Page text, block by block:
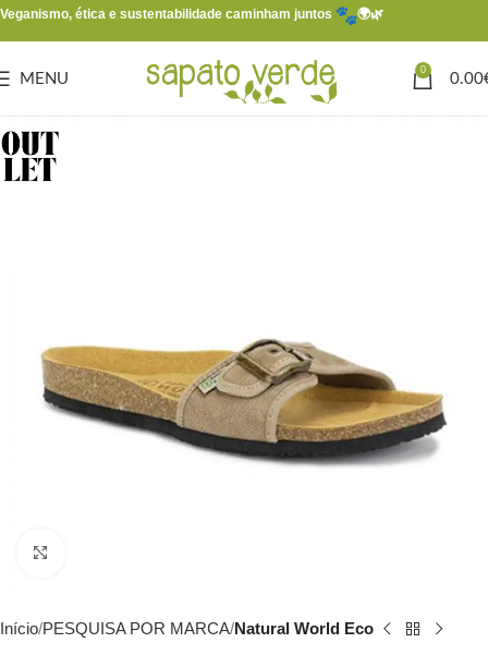
Veganismo, ética e sustentabilidade caminham juntos 🌍🌿
MENU
0
0.00
Início PESQUISA POR MARCA Natural World Eco